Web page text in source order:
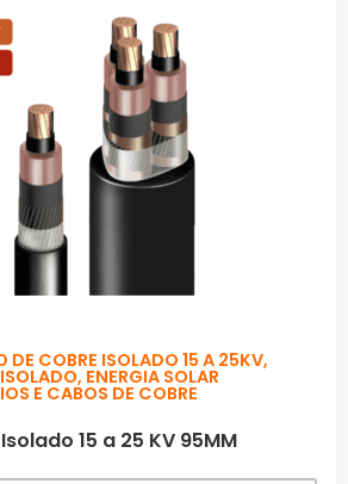
DE COBRE ISOLADO 15 A 25KV,
, ENERGIA SOLAR
E CABOS DE COBRE
15 a 25 KV 95MM